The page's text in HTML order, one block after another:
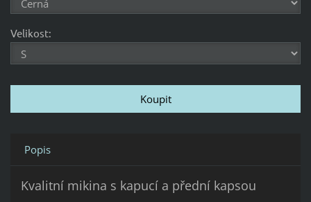
Velikost:
Popis
Kvalitní mikina s kapucí a přední kapsou